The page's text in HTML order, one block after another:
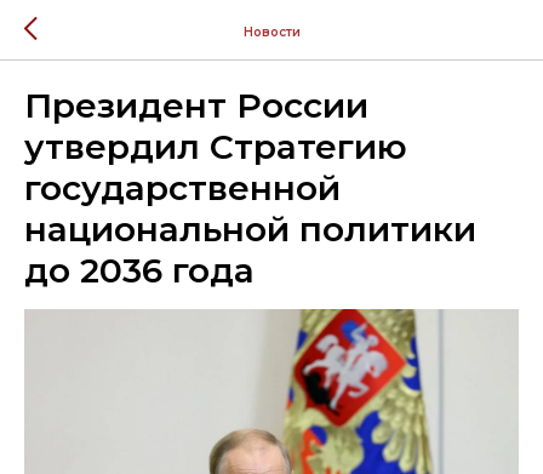
Новости
Президент России
утвердил Стратегию
государственной
национальной политики
до 2036 года